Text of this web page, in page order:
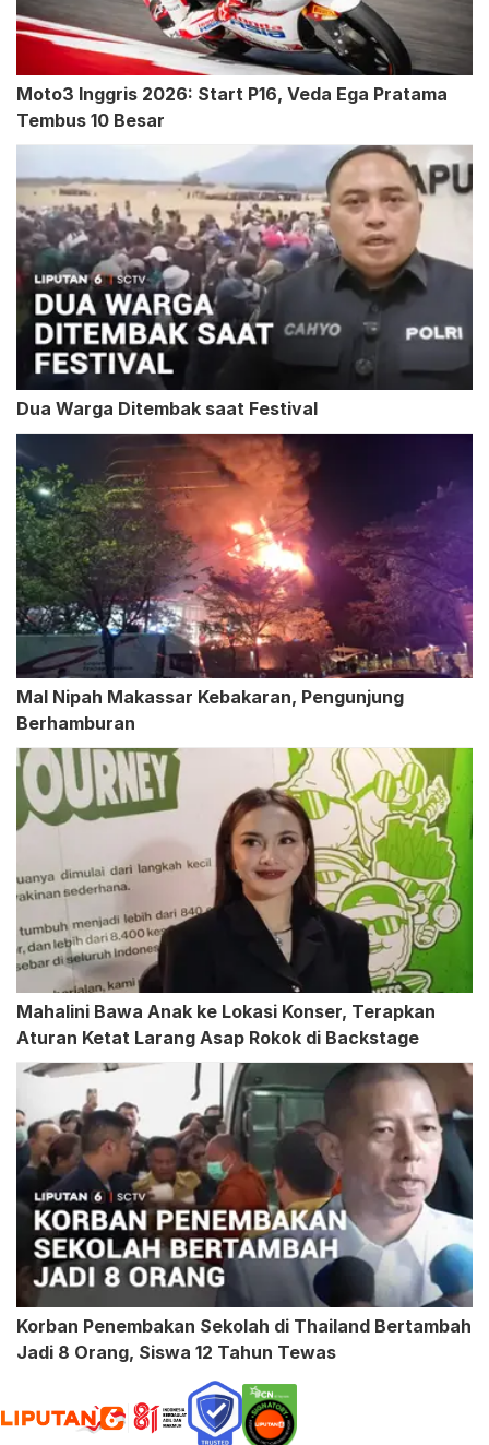
Moto3 Inggris 2026: Start P16, Veda Ega Pratama
Tembus 10 Besar
Dua Warga Ditembak saat Festival
Mal Nipah Makassar Kebakaran, Pengunjung
Berhamburan
Mahalini Bawa Anak ke Lokasi Konser, Terapkan
Aturan Ketat Larang Asap Rokok di Backstage
Korban Penembakan Sekolah di Thailand Bertambah
Jadi 8 Orang, Siswa 12 Tahun Tewas